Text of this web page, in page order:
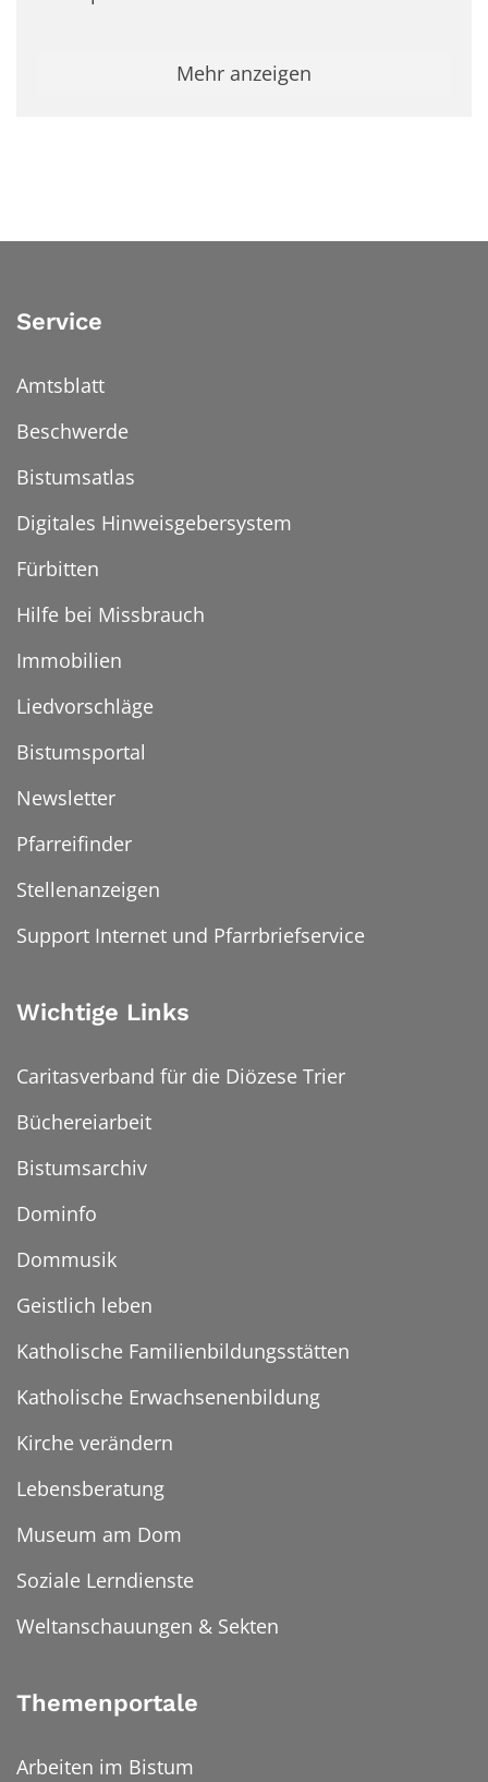
Mehr anzeigen
Service
Amtsblatt
Beschwerde
Bistumsatlas
Digitales Hinweisgebersystem
Fürbitten
Hilfe bei Missbrauch
Immobilien
Liedvorschläge
Bistumsportal
Newsletter
Pfarreifinder
Stellenanzeigen
Support Internet und Pfarrbriefservice
Wichtige Links
Caritasverband für die Diözese Trier
Büchereiarbeit
Bistumsarchiv
Dominfo
Dommusik
Geistlich leben
Katholische Familienbildungsstätten
Katholische Erwachsenenbildung
Kirche verändern
Lebensberatung
Museum am Dom
Soziale Lerndienste
Weltanschauungen & Sekten
Themenportale
Arbeiten im Bistum